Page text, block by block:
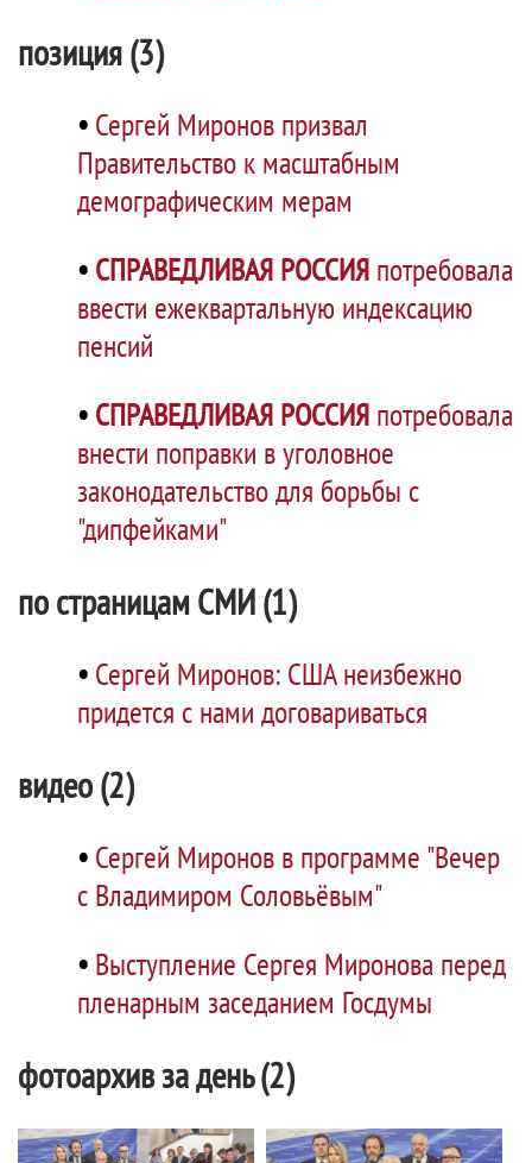
позиция (3)
• Сергей Миронов призвал
Правительство к масштабным
демографическим мерам
• СПРАВЕДЛИВАЯ РОССИЯ потребовала
ввести ежеквартальную индексацию
пенсий
• СПРАВЕДЛИВАЯ РОССИЯ потребовала
внести поправки в уголовное
законодательство для борьбы с
"дипфейками"
по страницам СМИ (1)
• Сергей Миронов: США неизбежно
придется с нами договариваться
видео (2)
• Сергей Миронов в программе "Вечер
с Владимиром Соловьёвым"
• Выступление Сергея Миронова перед
пленарным заседанием Госдумы
фотоархив за день (2)